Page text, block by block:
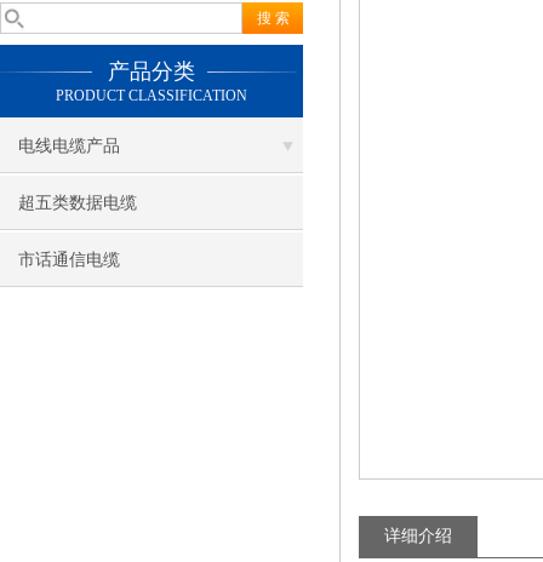
产品分类
PRODUCT CLASSIFICATION
电线电缆产品
超五类数据电缆
市话通信电缆
详细介绍